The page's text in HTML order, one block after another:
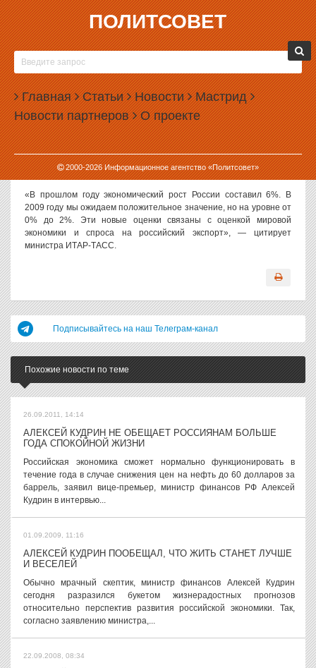
ПОЛИТСОВЕТ
Главная Статьи Новости Мастрид
Новости партнеров О проекте
2000-2026Информационное агентство «Политсовет»
19.01.2009, 07:18
АЛЕКСЕЙ КУДРИН СЧИТАЕТ, ЧТО ЭКОНОМИКА
РОССИИ ПЕРЕСТАНЕТ РАСТИ
В условиях глобального финансово-экономического кризиса
темпы экономического роста России в 2009 году могут
замедлиться до уровня от 0% до 2%, заявил заместитель
Председателя Правительства России, министр финансов
Алексей Кудрин, выступая в понедельник на открытии Азиатского
финансового форума.
«В прошлом году экономический рост России составил 6%. В
2009 году мы ожидаем положительное значение, но на уровне от
0% до 2%. Эти новые оценки связаны с оценкой мировой
экономики и спроса на российский экспорт», — цитирует
министра ИТАР-ТАСС.
Подписывайтесь на наш Телеграм-канал
Похожие новости по теме
26.09.2011, 14:14
АЛЕКСЕЙ КУДРИН НЕ ОБЕЩАЕТ РОССИЯНАМ БОЛЬШЕ
ГОДА СПОКОЙНОЙ ЖИЗНИ
Российская экономика сможет нормально функционировать в
течение года в случае снижения цен на нефть до 60 долларов за
баррель, заявил вице-премьер, министр финансов РФ Алексей
Кудрин в интервью...
01.09.2009, 11:16
АЛЕКСЕЙ КУДРИН ПООБЕЩАЛ, ЧТО ЖИТЬ СТАНЕТ ЛУЧШЕ
И ВЕСЕЛЕЙ
Обычно мрачный скептик, министр финансов Алексей Кудрин
сегодня разразился букетом жизнерадостных прогнозов
относительно перспектив развития российской экономики. Так,
согласно заявлению министра,...
22.09.2008, 08:34